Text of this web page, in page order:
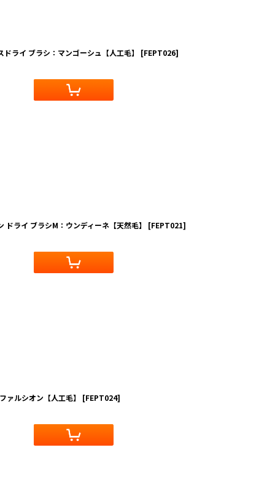
ライ ブラシ：マンゴーシュ【人工毛】 [FEPT026]
ライ ブラシM：ウンディーネ【天然毛】 [FEPT021]
ルシオン【人工毛】 [FEPT024]